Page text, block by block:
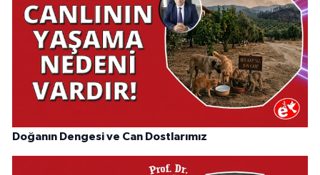
Doğanın Dengesi ve Can Dostlarımız